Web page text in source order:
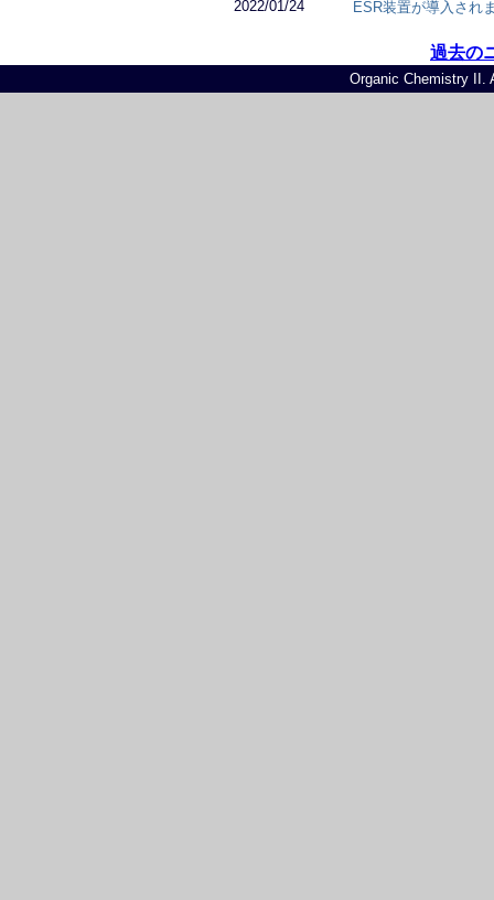
2022/01/24 ESR装置が導入され
過去の
Organic Chemistry II.